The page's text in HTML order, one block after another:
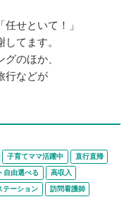
せといて！」
てます。
のほか、
行などが
子育てママ活躍中
直行直帰
自由選べる
高収入
テーション
訪問看護師